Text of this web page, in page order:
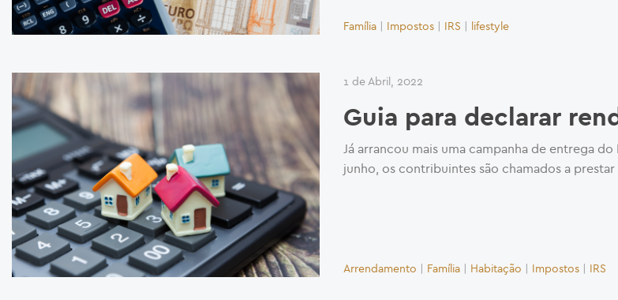
Família | Impostos | IRS | lifestyle
1 de Abril, 2022
Guia para declarar
Já arrancou mais uma campanha de entrega do
junho, os contribuintes são chamados a
Arrendamento Família Habitação Impostos IRS